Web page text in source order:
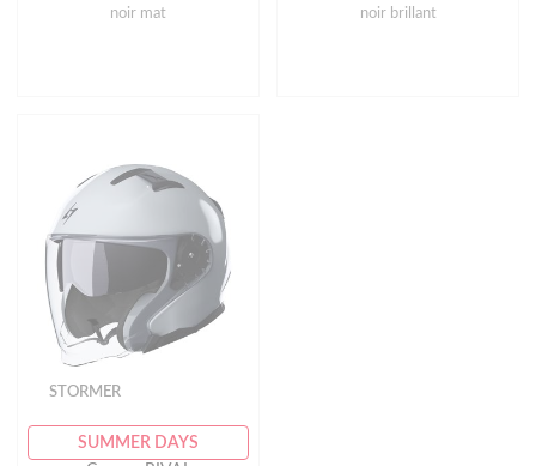
noir mat noir brillant
STORMER
SUMMER DAYS